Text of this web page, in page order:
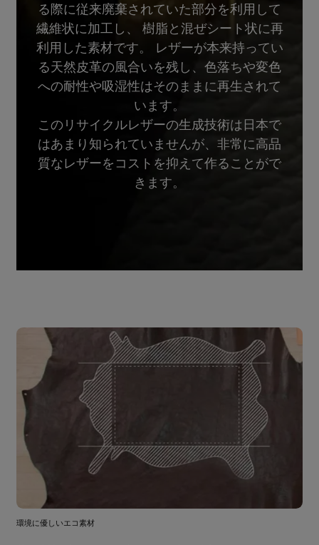
る際に従来廃棄されていた部分を利用して
繊維状に加工し、 樹脂と混ぜシート状に再
利用した素材です。 レザーが本来持ってい
る天然皮革の風合いを残し、色落ちや変色
への耐性や吸湿性はそのままに再生されて
います。
このリサイクルレザーの生成技術は日本で
はあまり知られていませんが、非常に高品
質なレザーをコストを抑えて作ることがで
きます。
環境に優しいエコ素材